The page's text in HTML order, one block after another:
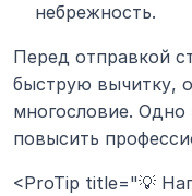
небрежность.
Перед отправкой
быструю вычитку,
многословие.
повысить
<ProTip title="💡